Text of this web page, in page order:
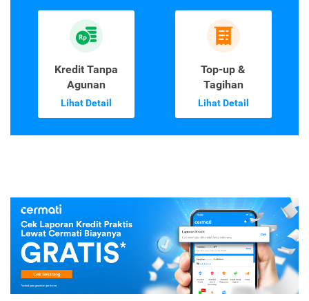
Kredit Tanpa
Agunan
Lihat Detail
Top-up &
Tagihan
Lihat Detail